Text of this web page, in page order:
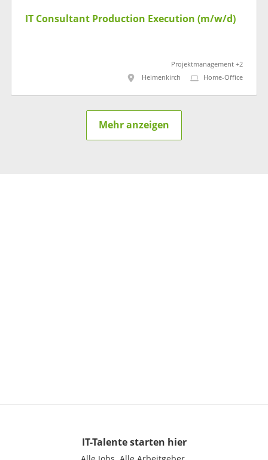
IT Consultant Production Execution (m/w/d)
Projektmanagement +2
Heimenkirch
Home-Office
Mehr anzeigen
IT-Talentestarten hier